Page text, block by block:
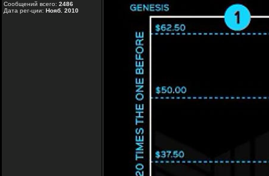
Сообщений всего: 2486
Дата рег-ции: Нояб. 2010